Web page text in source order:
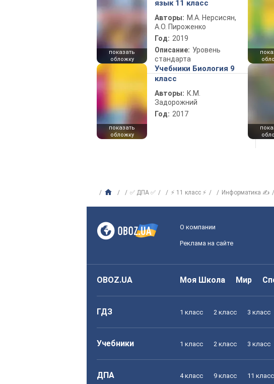
показать
обложку
язык 11 класс
Авторы: М.А. Нерсисян,
А.О. Пироженко
Год: 2019
Описание: Уровень
стандарта
показать
обложку
Учебники Биология 9
класс
Авторы: К.М.
Задорожний
Год: 2017
✅ ДПА ✅ ⚡ 11 класс ⚡ Информатика ✍
О компании
Реклама на сайте
OBOZ.UA Моя Школа Мир
ГДЗ 1 класс 2 класс 3 класс
Учебники 1 класс 2 класс 3 класс
ДПА 4 класс 9 класс 11 класс